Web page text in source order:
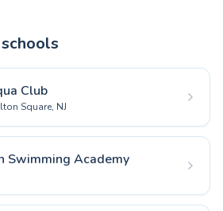
Club
Square, NJ
Swimming Academy